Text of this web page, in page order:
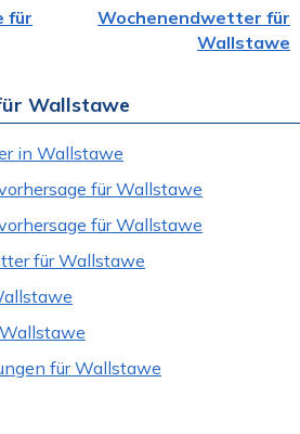
für
Wochenendwetter für
Wallstawe
Wallstawe
in Wallstawe
für Wallstawe
für Wallstawe
für Wallstawe
für Wallstawe